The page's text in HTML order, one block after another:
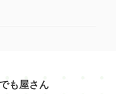
も屋さん